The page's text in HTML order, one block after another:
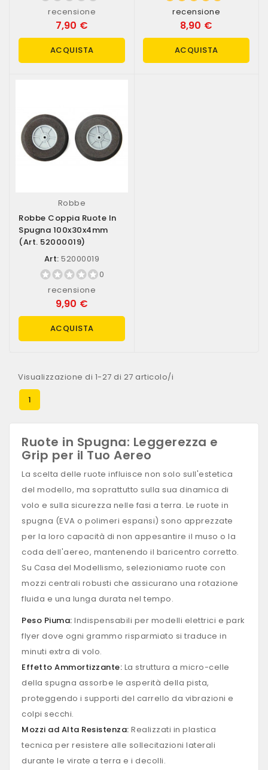
recensione
7,90 €
ACQUISTA
recensione
8,90 €
ACQUISTA
Robbe
Robbe Coppia Ruote In
Spugna 100x30x4mm
(art. 52000019)
Art: 52000019
0
recensione
9,90 €
ACQUISTA
Visualizzazione di 1-27 di 27 articolo/i
1
Ruote in Spugna: Leggerezza e
Grip per il Tuo Aereo
La scelta delle ruote influisce non solo sull'estetica
del modello, ma soprattutto sulla sua dinamica di
volo e sulla sicurezza nelle fasi a terra. Le ruote in
spugna (EVA o polimeri espansi) sono apprezzate
per la loro capacità di non appesantire il muso o la
coda dell'aereo, mantenendo il baricentro corretto.
Su Casa del Modellismo, selezioniamo ruote con
mozzi centrali robusti che assicurano una rotazione
fluida e una lunga durata nel tempo.
Peso Piuma: Indispensabili per modelli elettrici e park
flyer dove ogni grammo risparmiato si traduce in
minuti extra di volo.
Effetto Ammortizzante: La struttura a micro-celle
della spugna assorbe le asperità della pista,
proteggendo i supporti del carrello da vibrazioni e
colpi secchi.
Mozzi ad Alta Resistenza: Realizzati in plastica
tecnica per resistere alle sollecitazioni laterali
durante le virate a terra e i decolli.